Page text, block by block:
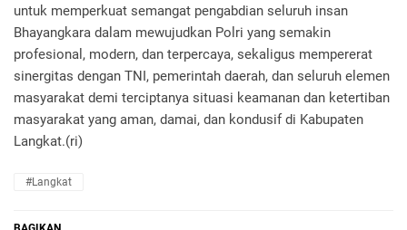
untuk memperkuat semangat pengabdian seluruh insan
Bhayangkara dalam mewujudkan Polri yang semakin
profesional, modern, dan terpercaya, sekaligus mempererat
sinergitas dengan TNI, pemerintah daerah, dan seluruh elemen
masyarakat demi terciptanya situasi keamanan dan ketertiban
masyarakat yang aman, damai, dan kondusif di Kabupaten
Langkat.(ri)
#Langkat